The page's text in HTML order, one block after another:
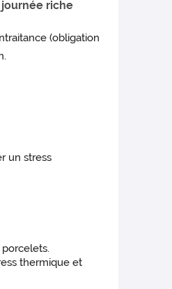
riche
(obligation
un stress
thermique et